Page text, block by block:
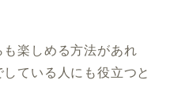
楽しめる方法があれ
ている人にも役立つと